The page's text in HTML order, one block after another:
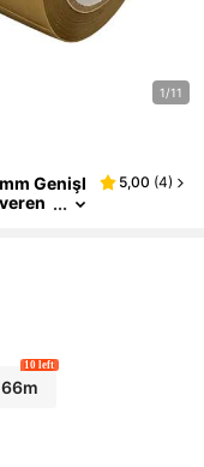
1/11
Genişl
5,00 (4)
10 left